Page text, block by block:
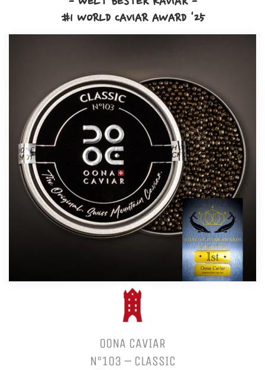
#1 WORLD CAVIAR AWARD '25
OONA CAVIAR
N°103 – CLASSIC